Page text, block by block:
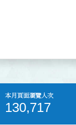
本月頁面瀏覽人次
130,717